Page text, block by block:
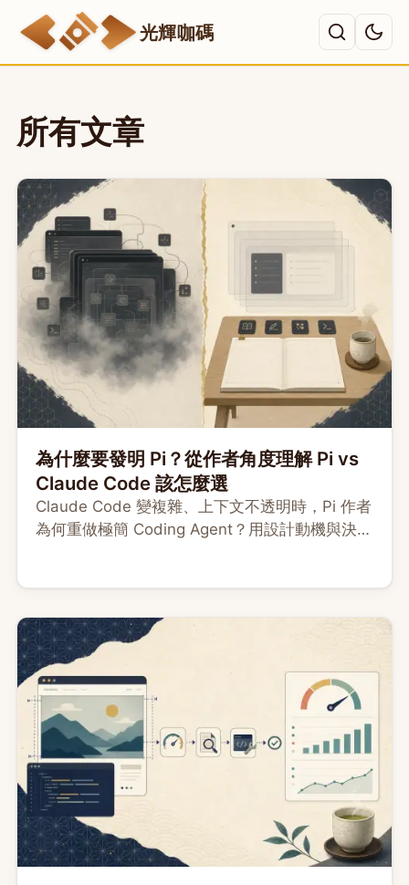
光輝咖碼
主選單
所有文章
為什麼要發明 Pi？從作者角度理解 Pi vs
Claude Code 該怎麼選
Claude Code 變複雜、上下文不透明時，Pi 作者
為何重做極簡 Coding Agent？用設計動機與決策